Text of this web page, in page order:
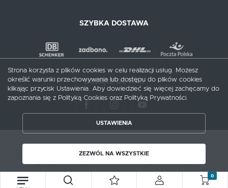
SZYBKA DOSTAWA
DOŁĄCZ DO NAS
Copyright by meblecentrum.com.pl
0
Strona korzysta z plików cookies w celu realizacji usług. Możesz
określić warunki przechowywania lub dostępu do plików cookies
klikając przycisk Ustawienia. Aby dowiedzieć się więcej zachęcamy do
zapoznania się z Polityką Cookies oraz Polityką Prywatności.
USTAWIENIA
ZEZWÓL NA WSZYSTKIE
ZAPISZ WYBRANE